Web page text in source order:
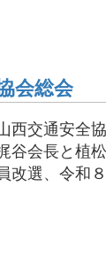
会総会
西交通安全
谷会長と植
改選、令和